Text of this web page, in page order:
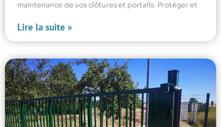
maintenance de vos clôtures et portails. Protéger et
Lire la suite »